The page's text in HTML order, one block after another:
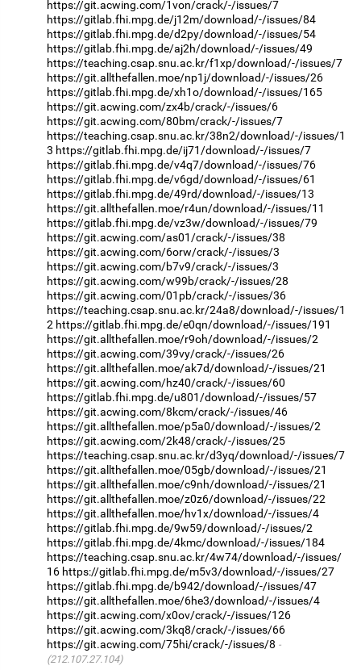
https://git.acwing.com/1von/crack/-/issues/7
https://gitlab.fhi.mpg.de/j12m/download/-/issues/84
https://gitlab.fhi.mpg.de/d2py/download/-/issues/54
https://gitlab.fhi.mpg.de/aj2h/download/-/issues/49
https://teaching.csap.snu.ac.kr/f1xp/download/-/issues/7
https://git.allthefallen.moe/np1j/download/-/issues/26
https://gitlab.fhi.mpg.de/xh1o/download/-/issues/165
https://git.acwing.com/zx4b/crack/-/issues/6
https://git.acwing.com/80bm/crack/-/issues/7
https://teaching.csap.snu.ac.kr/38n2/download/-/issues/1
3 https://gitlab.fhi.mpg.de/ij71/download/-/issues/7
https://gitlab.fhi.mpg.de/v4q7/download/-/issues/76
https://gitlab.fhi.mpg.de/v6gd/download/-/issues/61
https://gitlab.fhi.mpg.de/49rd/download/-/issues/13
https://git.allthefallen.moe/r4un/download/-/issues/11
https://gitlab.fhi.mpg.de/vz3w/download/-/issues/79
https://git.acwing.com/as01/crack/-/issues/38
https://git.acwing.com/6orw/crack/-/issues/3
https://git.acwing.com/b7v9/crack/-/issues/3
https://git.acwing.com/w99b/crack/-/issues/28
https://git.acwing.com/01pb/crack/-/issues/36
https://teaching.csap.snu.ac.kr/24a8/download/-/issues/1
2 https://gitlab.fhi.mpg.de/e0qn/download/-/issues/191
https://git.allthefallen.moe/r9oh/download/-/issues/2
https://git.acwing.com/39vy/crack/-/issues/26
https://git.allthefallen.moe/ak7d/download/-/issues/21
https://git.acwing.com/hz40/crack/-/issues/60
https://gitlab.fhi.mpg.de/u801/download/-/issues/57
https://git.acwing.com/8kcm/crack/-/issues/46
https://git.allthefallen.moe/p5a0/download/-/issues/2
https://git.acwing.com/2k48/crack/-/issues/25
https://teaching.csap.snu.ac.kr/d3yq/download/-/issues/7
https://git.allthefallen.moe/05gb/download/-/issues/21
https://git.allthefallen.moe/c9nh/download/-/issues/21
https://git.allthefallen.moe/z0z6/download/-/issues/22
https://git.allthefallen.moe/hv1x/download/-/issues/4
https://gitlab.fhi.mpg.de/9w59/download/-/issues/2
https://gitlab.fhi.mpg.de/4kmc/download/-/issues/184
https://teaching.csap.snu.ac.kr/4w74/download/-/issues/
16 https://gitlab.fhi.mpg.de/m5v3/download/-/issues/27
https://gitlab.fhi.mpg.de/b942/download/-/issues/47
https://git.allthefallen.moe/6he3/download/-/issues/4
https://git.acwing.com/x0ov/crack/-/issues/126
https://git.acwing.com/3kq8/crack/-/issues/66
https://git.acwing.com/75hi/crack/-/issues/8
(212.107.27.104)